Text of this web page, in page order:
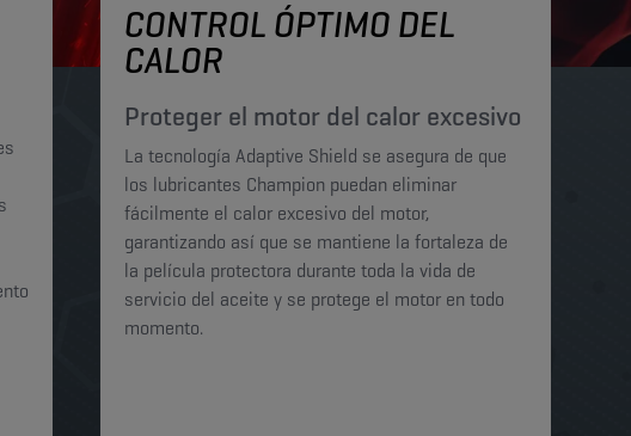
CONTROL ÓPTIMO DEL
CALOR
Proteger el motor del calor excesivo
La tecnología Adaptive Shield se asegura de que
los lubricantes Champion puedan eliminar
fácilmente el calor excesivo del motor,
garantizando así que se mantiene la fortaleza de
la película protectora durante toda la vida de
servicio del aceite y se protege el motor en todo
momento.